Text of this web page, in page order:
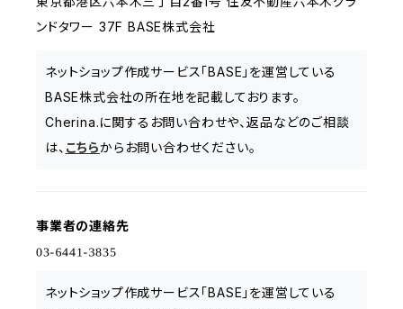
ンドタワー 37F BASE株式会社
ネットショップ作成サービス「BASE」を運営している
BASE株式会社の所在地を記載しております。
Cherina.に関するお問い合わせや、返品などのご相談
は、 こちらからお問い合わせください。
事業者の連絡先
ネットショップ作成サービス「BASE」を運営している